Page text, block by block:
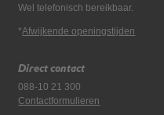
Wel telefonisch bereikbaar.
*Afwijkende openingstijden
Direct contact
088-10 21 300
Contactformulieren